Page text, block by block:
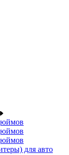
для авто